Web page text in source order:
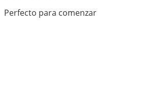
Perfecto para comenzar